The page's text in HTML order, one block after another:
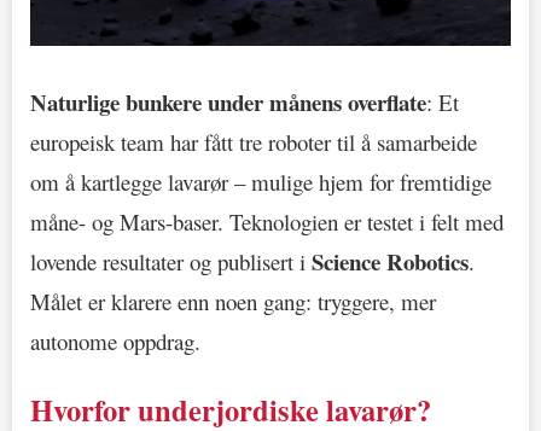
Naturlige bunkere under månens overflate: Et
europeisk team har fått tre roboter til å samarbeide
om å kartlegge lavarør – mulige hjem for fremtidige
måne- og Mars-baser. Teknologien er testet i felt med
lovende resultater og publisert i Science Robotics.
Målet er klarere enn noen gang: tryggere, mer
autonome oppdrag.
Hvorfor underjordiske lavarør?